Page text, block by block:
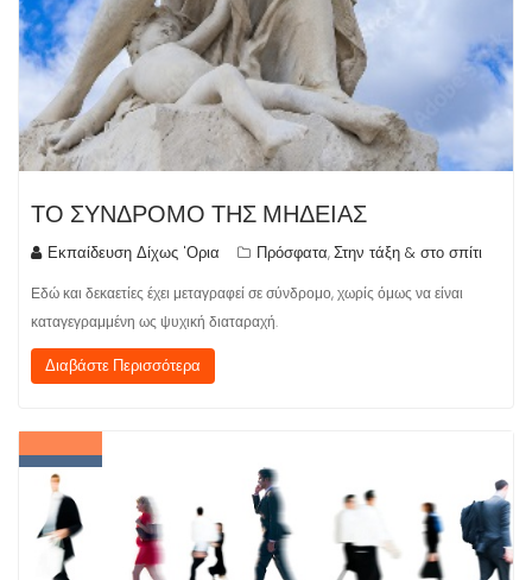
ΤΟ ΣΥΝΔΡΟΜΟ ΤΗΣ ΜΗΔΕΙΑΣ
Εκπαίδευση Δίχως 'Ορια Πρόσφατα,Στην τάξη & στο σπίτι
Εδώ και δεκαετίες έχει μεταγραφεί σε σύνδρομο, χωρίς όμως να είναι
καταγεγραμμένη ως ψυχική διαταραχή.
Διαβάστε Περισσότερα